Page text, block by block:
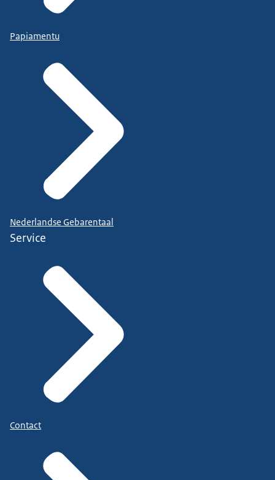
Papiamentu
Nederlandse Gebarentaal
Service
Contact